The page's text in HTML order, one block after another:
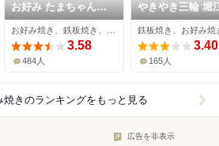
お好み たまちゃん
viva
3.58
484人
やきやき三輪 堀
3.40
165人
き のランキングをもっと見る
広告を非表示